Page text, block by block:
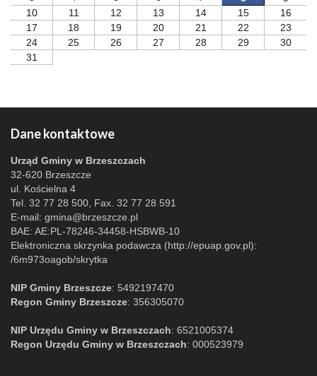
10
11 12 13 14 15
16
17
18 19 20 21 22
23
24
25 26 27 28 29
30
31
Dane kontaktowe
Urząd Gminy w Brzeszczach
32-620 Brzeszcze
ul. Kościelna 4
Tel. 32 77 28 500, Fax. 32 77 28 591
E-mail: gmina@brzeszcze.pl
BAE: AE:PL-78246-34458-HSBWB-10
Elektroniczna skrzynka podawcza (http://epuap.gov.pl):
/6m973oagob/skrytka
NIP Gminy Brzeszcze: 5492197470
Regon Gminy Brzeszcze: 356305070
NIP Urzędu Gminy w Brzeszczach: 6521005374
Regon Urzędu Gminy w Brzeszczach: 000523979